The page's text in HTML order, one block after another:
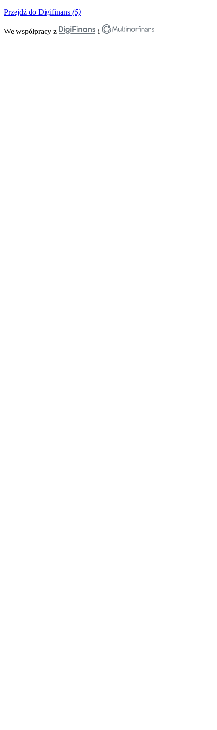
Przejdź do Digifinans (5)
We współpracy z i